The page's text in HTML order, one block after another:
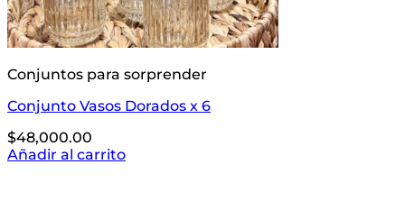
Conjuntos para sorprender
Conjunto Vasos Dorados x 6
$48,000.00
Añadir al carrito